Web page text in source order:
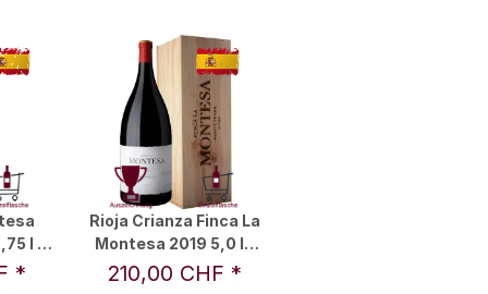
l -
*
Rioja Crianza Finca La
Montesa 2019 5,0 l -
Bodega Palacios
Remondo
210,00 CHF *